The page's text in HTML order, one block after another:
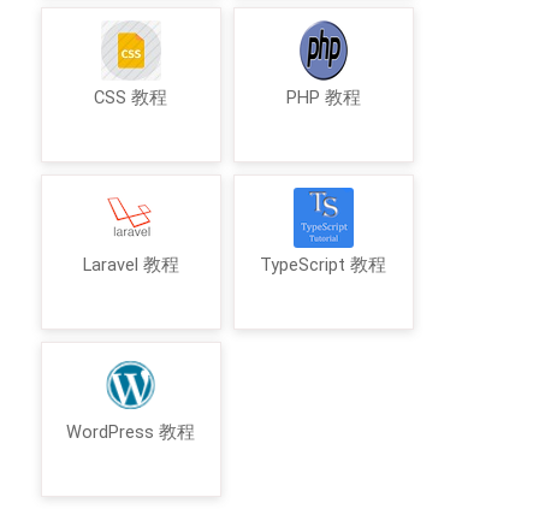
CSS 教程 PHP 教程
Laravel 教程 TypeScript 教程
WordPress 教程